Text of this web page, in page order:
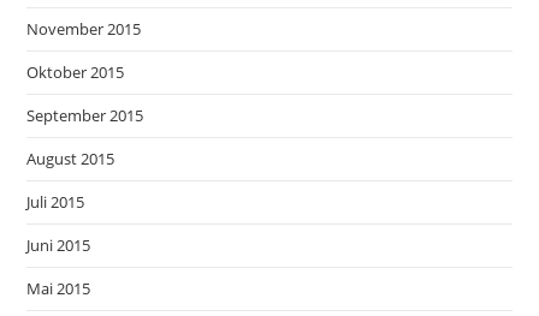
November 2015
Oktober 2015
September 2015
August 2015
Juli 2015
Juni 2015
Mai 2015